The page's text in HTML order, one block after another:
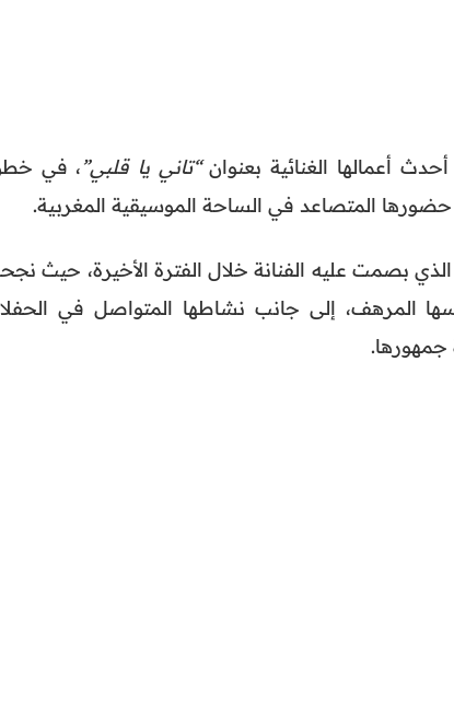
أعمالها الغنائية بعنوان“تاني يا قلبي”، في
المتصاعد في الساحة الموسيقية المغربية.
الذي بصمت عليه الفنانة خلال الفترة الأخيرة، حيث
المرهف، إلى جانب نشاطها المتواصل في
جمهورها.